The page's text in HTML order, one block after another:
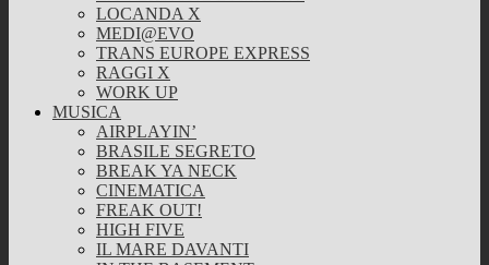
LOCANDA X
MEDI@EVO
TRANS EUROPE EXPRESS
RAGGI X
WORK UP
MUSICA
AIRPLAYIN’
BRASILE SEGRETO
BREAK YA NECK
CINEMATICA
FREAK OUT!
HIGH FIVE
IL MARE DAVANTI